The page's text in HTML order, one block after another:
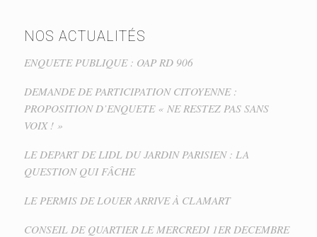
NOS ACTUALITÉS
ENQUETE PUBLIQUE : OAP RD 906
DEMANDE DE PARTICIPATION CITOYENNE :
PROPOSITION D’ENQUETE « NE RESTEZ PAS SANS
VOIX ! »
LE DEPART DE LIDL DU JARDIN PARISIEN : LA
QUESTION QUI FÂCHE
LE PERMIS DE LOUER ARRIVE À CLAMART
CONSEIL DE QUARTIER LE MERCREDI 1ER DECEMBRE